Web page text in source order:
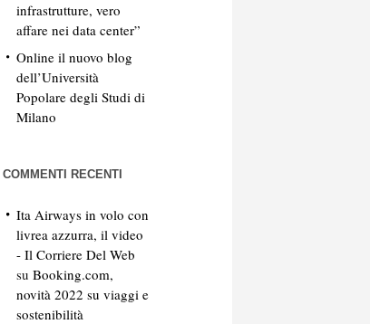
infrastrutture, vero
affare nei data center”
Online il nuovo blog
dell’Università
Popolare degli Studi di
Milano
COMMENTI RECENTI
Ita Airways in volo con
livrea azzurra, il video
- Il Corriere Del Web
su Booking.com,
novità 2022 su viaggi e
sostenibilità